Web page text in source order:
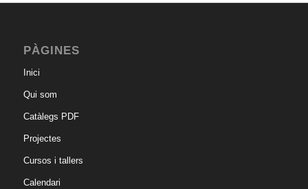
PÀGINES
Inici
Qui som
Catàlegs PDF
Projectes
Cursos i tallers
Calendari